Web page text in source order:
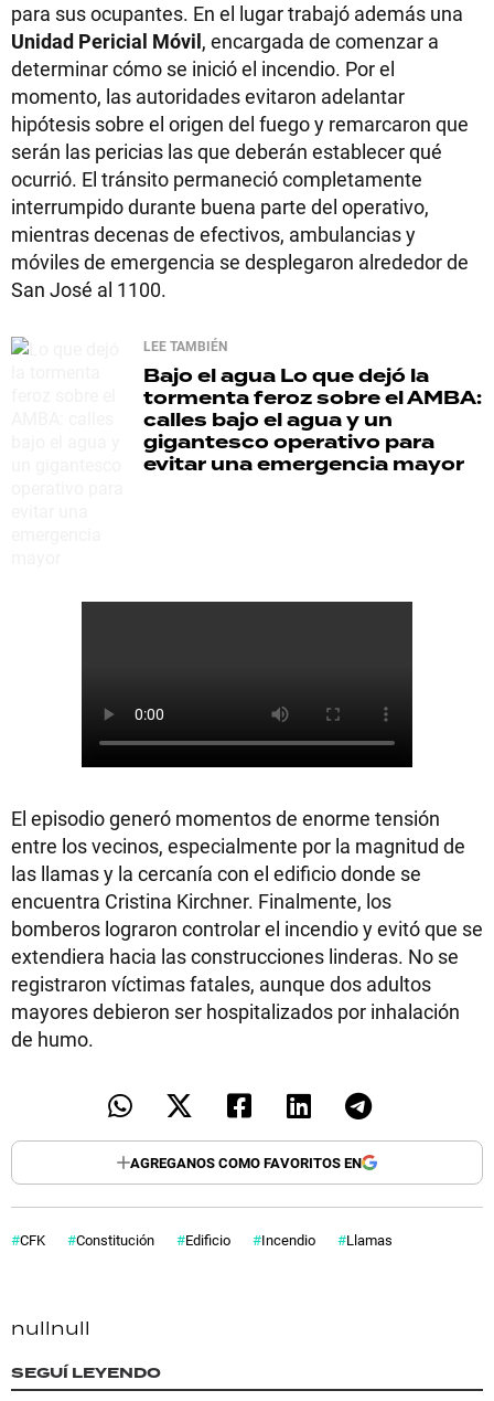
para sus ocupantes. En el lugar trabajó además una
Unidad Pericial Móvil, encargada de comenzar a
determinar cómo se inició el incendio. Por el
momento, las autoridades evitaron adelantar
hipótesis sobre el origen del fuego y remarcaron que
serán las pericias las que deberán establecer qué
ocurrió. El tránsito permaneció completamente
interrumpido durante buena parte del operativo,
mientras decenas de efectivos, ambulancias y
móviles de emergencia se desplegaron alrededor de
San José al 1100.
LEE TAMBIÉN
Bajo el agua Lo que dejó la
tormenta feroz sobre el AMBA:
calles bajo el agua y un
gigantesco operativo para
evitar una emergencia mayor
El episodio generó momentos de enorme tensión
entre los vecinos, especialmente por la magnitud de
las llamas y la cercanía con el edificio donde se
encuentra Cristina Kirchner. Finalmente, los
bomberos lograron controlar el incendio y evitó que se
extendiera hacia las construcciones linderas. No se
registraron víctimas fatales, aunque dos adultos
mayores debieron ser hospitalizados por inhalación
de humo.
AGREGANOS COMO FAVORITOS EN
CFK Constitución Edificio Incendio Llamas
nullnull
SEGUÍ LEYENDO